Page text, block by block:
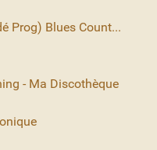
Prog) Blues Count...
- Ma Discothèque